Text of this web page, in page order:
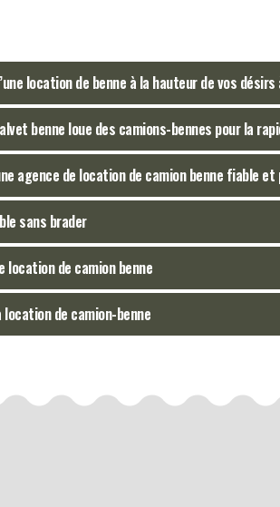
location de benne à la hauteur de vos désirs
benne loue des camions-bennes pour la
agence de location de camion benne fiable
sans brader
location de camion benne
location de camion-benne